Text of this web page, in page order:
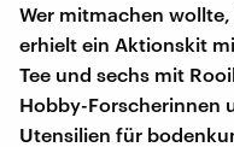
Wer mitmachen
erhielt ein Aktionskit
Tee und sechs mit
Hobby-Forscherinnen
Utensilien für